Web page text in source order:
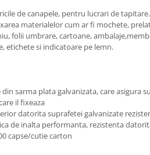
fixat
de canapele, pentru lucrari de tapitare.
materialelor cum ar fi mochete,
folii umbrare, cartoane,
etichete si indicatoare pe lemn.
sarma plata galvanizata, care asigura
il fixeaza
datorita suprafetei galvanizate
de inalta performanta, rezistenta
capse/cutie carton